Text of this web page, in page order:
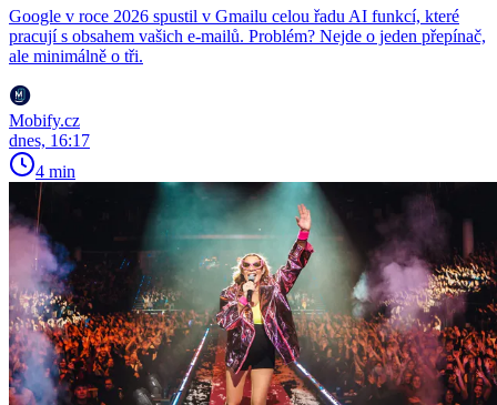
Google v roce 2026 spustil v Gmailu celou řadu AI funkcí, které
pracují s obsahem vašich e-mailů. Problém? Nejde o jeden přepínač,
ale minimálně o tři.
Mobify.cz
dnes, 16:17
4 min